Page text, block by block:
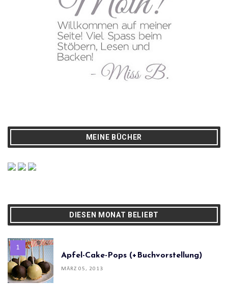
MEINE BÜCHER
DIESEN MONAT BELIEBT
Apfel-Cake-Pops (+Buchvorstellung)
MÄRZ 05, 2013